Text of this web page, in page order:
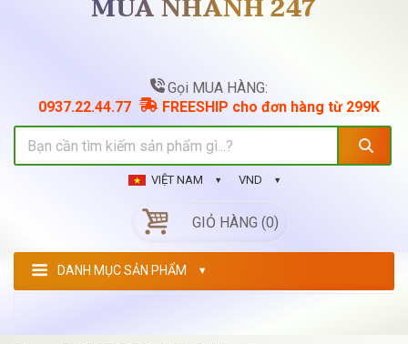
MUA NHANH 247
Gọi MUA HÀNG:
0937.22.44.77
FREESHIP cho đơn hàng từ 299K
VIỆT NAM VND
GIỎ HÀNG (0)
DANH MỤC SẢN PHẨM